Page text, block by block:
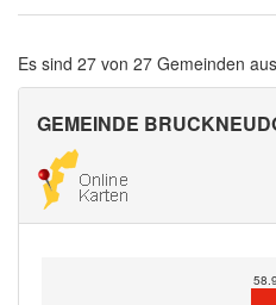
Es sind 27 von 27 Gemeinden
GEMEINDE
58.9